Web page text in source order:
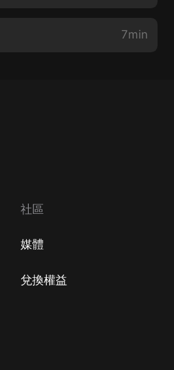
7min
社區
媒體
兌換權益